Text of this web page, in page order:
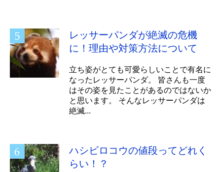
レッサーパンダが絶滅の危機
に！理由や対策方法について
立ち姿がとても可愛らしいことで有名に
なったレッサーパンダ。 皆さんも一度
はその姿を見たことがあるのではないか
と思います。 そんなレッサーパンダは
絶滅...
ハシビロコウの値段ってどれく
らい！？